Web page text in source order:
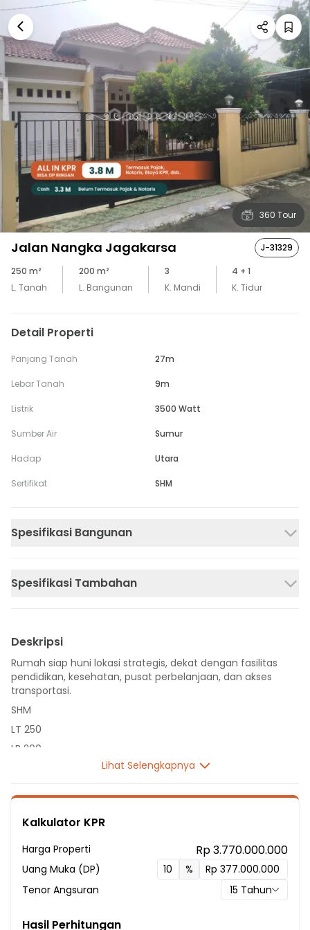
360 Tour
Jalan Nangka Jagakarsa
J-31329
250 m²
L. Tanah
200 m²
L. Bangunan
3
K. Mandi
4 + 1
K. Tidur
Detail Properti
Panjang Tanah 27m
Lebar Tanah 9m
Listrik 3500 Watt
Sumber Air Sumur
Hadap Utara
Sertifikat SHM
Spesifikasi Bangunan
Spesifikasi Tambahan
Deskripsi
Rumah siap huni lokasi strategis, dekat dengan fasilitas
pendidikan, kesehatan, pusat perbelanjaan, dan akses
transportasi.
SHM
LT 250
LB 200
3 Kamar Mandi
Listrik 3500 VA
Sumber Air Tanah
Hadap Utara
2 Menit ke Sekolah Dasar Negeri Tanjung Barat 01 Pagi
Lihat Selengkapnya
Kalkulator KPR
Harga Properti Rp 3.770.000.000
Uang Muka (DP)
%
Tenor Angsuran
15 Tahun
Hasil Perhitungan